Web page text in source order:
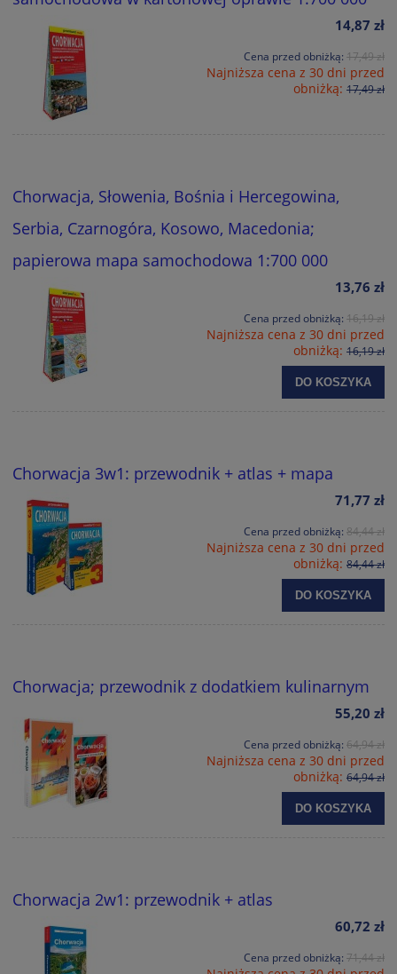
14,87 zł
Cena przed obniżką: 17,49 zł
Najniższa cena z 30 dni przed
obniżką: 17,49 zł
Chorwacja, Słowenia, Bośnia i Hercegowina,
Serbia, Czarnogóra, Kosowo, Macedonia;
papierowa mapa samochodowa 1:700 000
13,76 zł
Cena przed obniżką: 16,19 zł
Najniższa cena z 30 dni przed
obniżką: 16,19 zł
DO KOSZYKA
Chorwacja 3w1: przewodnik + atlas + mapa
71,77 zł
Cena przed obniżką: 84,44 zł
Najniższa cena z 30 dni przed
obniżką: 84,44 zł
DO KOSZYKA
Chorwacja; przewodnik z dodatkiem kulinarnym
55,20 zł
Cena przed obniżką: 64,94 zł
Najniższa cena z 30 dni przed
obniżką: 64,94 zł
DO KOSZYKA
Chorwacja 2w1: przewodnik + atlas
60,72 zł
Cena przed obniżką: 71,44 zł